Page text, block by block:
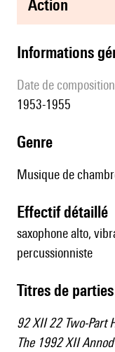
action
informations
date de composition
1953-1955
genre
Musique de
effectif détaillé
saxophone alto,
percussionniste
Titres de parties
92 XII 22 Two-Part
The 1992 XII